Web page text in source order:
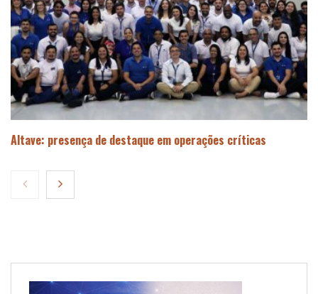
Altave: presença de destaque em operações críticas